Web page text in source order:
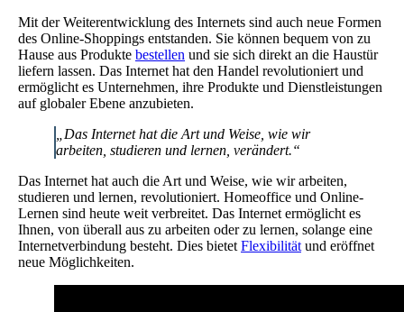
Mit der Weiterentwicklung des Internets sind auch neue Formen
des Online-Shoppings entstanden. Sie können bequem von zu
Hause aus Produkte bestellen und sie sich direkt an die Haustür
liefern lassen. Das Internet hat den Handel revolutioniert und
ermöglicht es Unternehmen, ihre Produkte und Dienstleistungen
auf globaler Ebene anzubieten.
„Das Internet hat die Art und Weise, wie wir
arbeiten, studieren und lernen, verändert.“
Das Internet hat auch die Art und Weise, wie wir arbeiten,
studieren und lernen, revolutioniert. Homeoffice und Online-
Lernen sind heute weit verbreitet. Das Internet ermöglicht es
Ihnen, von überall aus zu arbeiten oder zu lernen, solange eine
Internetverbindung besteht. Dies bietet Flexibilität und eröffnet
neue Möglichkeiten.